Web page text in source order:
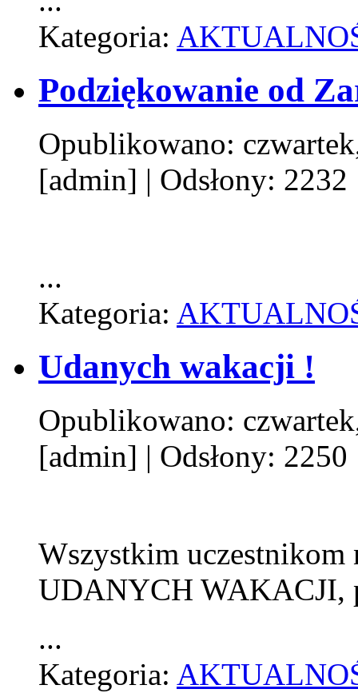
Kategoria:
Podziękowanie od
Opublikowano:
[admin] | Odsłony: 2232
...
Kategoria:
Udanych wakacji !
Opublikowano:
[admin] | Odsłony: 2250
Wszystkim uczestnikom
UDANYCH WAKACJI,
...
Kategoria: